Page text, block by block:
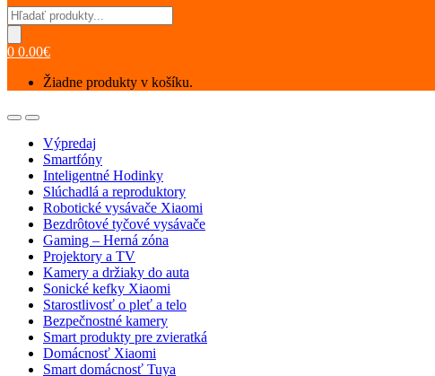
Products
search
0 0.00€
Žiadne produkty v košíku.
OpenClose
Výpredaj
Smartfóny
Inteligentné Hodinky
Slúchadlá a reproduktory
Robotické vysávače Xiaomi
Bezdrôtové tyčové vysávače
Gaming – Herná zóna
Projektory a TV
Kamery a držiaky do auta
Sonické kefky Xiaomi
Starostlivosť o pleť a telo
Bezpečnostné kamery
Smart produkty pre zvieratká
Domácnosť Xiaomi
Smart domácnosť Tuya